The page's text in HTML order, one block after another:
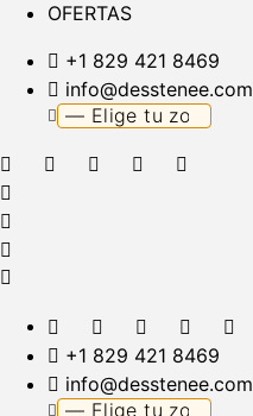
OFERTAS
+1 829 421 8469
info@desstenee.com
+1 829 421 8469
info@desstenee.com